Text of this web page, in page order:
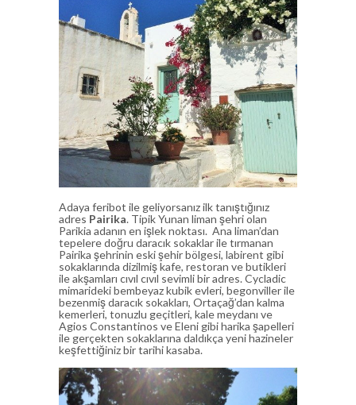
Adaya feribot ile geliyorsanız ilk tanıştığınız
adres Pairika. Tipik Yunan liman şehri olan
Parikia adanın en işlek noktası. Ana liman’dan
tepelere doğru daracık sokaklar ile tırmanan
Pairika şehrinin eski şehir bölgesi, labirent gibi
sokaklarında dizilmiş kafe, restoran ve butikleri
ile akşamları cıvıl cıvıl sevimli bir adres. Cycladic
mimarideki bembeyaz kubik evleri, begonviller ile
bezenmiş daracık sokakları, Ortaçağ’dan kalma
kemerleri, tonuzlu geçitleri, kale meydanı ve
Agios Constantinos ve Eleni gibi harika şapelleri
ile gerçekten sokaklarına daldıkça yeni hazineler
keşfettiğiniz bir tarihi kasaba.